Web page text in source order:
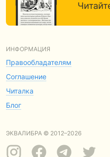
ИНФОРМАЦИЯ
Правообладателям
Соглашение
Читалка
Блог
ЭКВАЛИБРА © 2012–2026